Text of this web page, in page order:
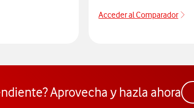
Acceder al Comparador
Aprovecha y hazla ahora